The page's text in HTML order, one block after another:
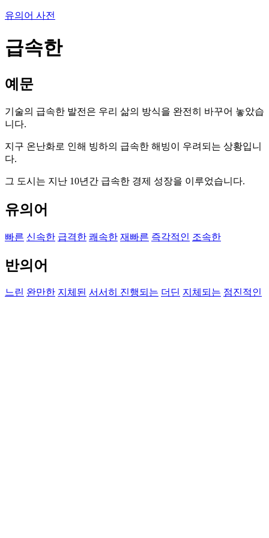
유의어 사전
급속한
예문
기술의 급속한 발전은 우리 삶의 방식을 완전히 바꾸어 놓았습
니다.
지구 온난화로 인해 빙하의 급속한 해빙이 우려되는 상황입니
다.
그 도시는 지난 10년간 급속한 경제 성장을 이루었습니다.
유의어
빠른 신속한 급격한 쾌속한 재빠른 즉각적인 조속한
반의어
느린 완만한 지체된 서서히 진행되는 더딘 지체되는 점진적인